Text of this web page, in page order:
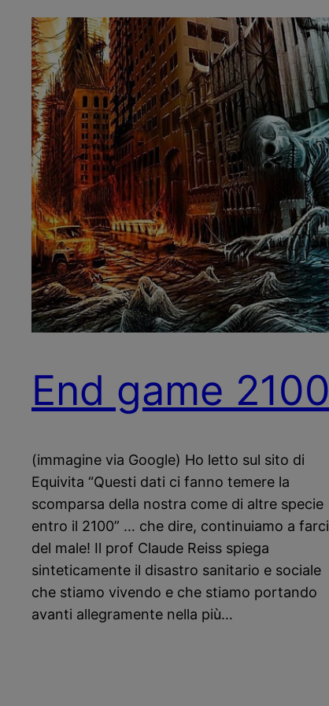
End game 2100
(immagine via Google) Ho letto sul sito di
Equivita “Questi dati ci fanno temere la
scomparsa della nostra come di altre specie
entro il 2100” … che dire, continuiamo a farci
del male! Il prof Claude Reiss spiega
sinteticamente il disastro sanitario e sociale
che stiamo vivendo e che stiamo portando
avanti allegramente nella più…